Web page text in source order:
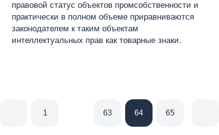
правовой статус объектов промсобственности и
практически в полном объеме приравниваются
законодателем к таким объектам
интеллектуальных прав как товарные знаки.
1 63 64 65